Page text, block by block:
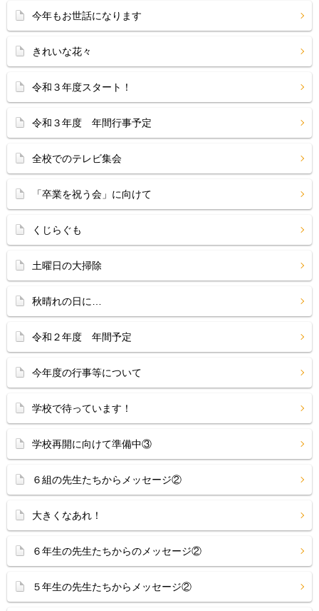
今年もお世話になります
きれいな花々
令和３年度スタート！
令和３年度 年間行事予定
全校でのテレビ集会
「卒業を祝う会」に向けて
くじらぐも
土曜日の大掃除
秋晴れの日に…
令和２年度 年間予定
今年度の行事等について
学校で待っています！
学校再開に向けて準備中③
６組の先生たちからメッセージ②
大きくなあれ！
６年生の先生たちからのメッセージ②
５年生の先生たちからメッセージ②